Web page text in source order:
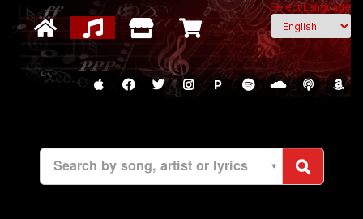
Select Language
P
Search by song, artist or lyrics